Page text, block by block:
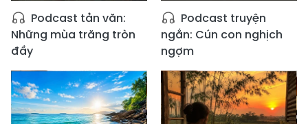
Podcast tản văn:
Những mùa trăng tròn
đầy
Podcast truyện
ngắn: Cún con nghịch
ngợm